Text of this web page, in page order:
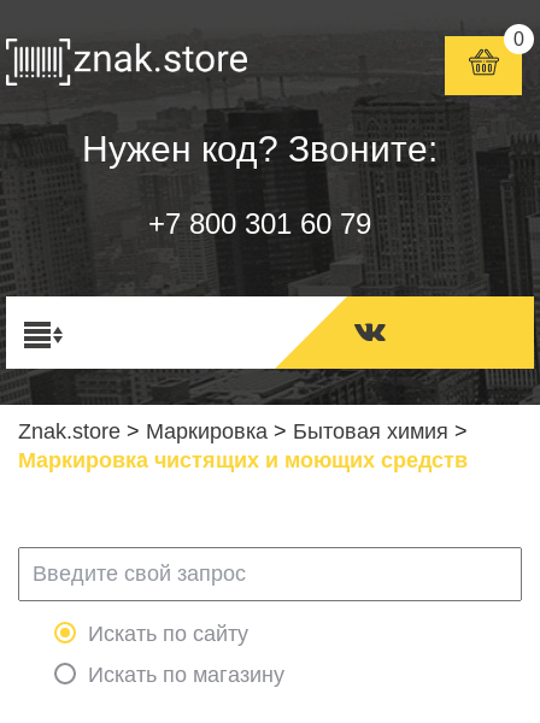
Нужен код? Звоните:
+7 800 301 60 79
0
Znak.store > Маркировка > Бытовая химия >
Маркировка чистящих и моющих средств
Искать по сайту
Искать по магазину